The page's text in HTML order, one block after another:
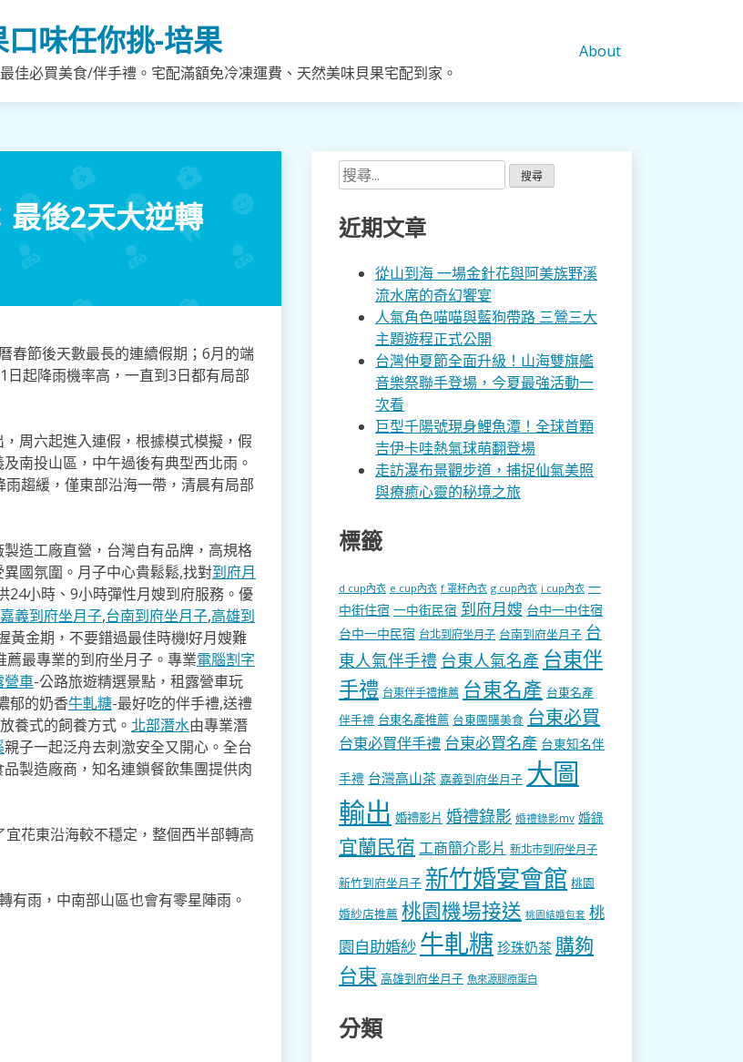
味任你挑-培果
佳必買美食/伴手禮。宅配滿額免冷凍運費、天然美味貝果宅配到家。
About
最後2天大逆轉
春節後天數最長的連續假期；6月的端
起降雨機率高，一直到3日都有局部
周六起進入連假，根據模式模擬，假
南投山區，中午過後有典型西北雨。
趨緩，僅東部沿海一帶，清晨有局部
造工廠直營，台灣自有品牌，高規格
國氛圍。月子中心貴鬆鬆,找對到府月
24小時、9小時彈性月嫂到府服務。優
嘉義到府坐月子,台南到府坐月子,高雄到
黃金期，不要錯過最佳時機!好月嫂難
薦最專業的到府坐月子。專業電腦割字
營車-公路旅遊精選景點，租露營車玩
郁的奶香牛軋糖-最好吃的伴手禮,送禮
養式的飼養方式。 北部潛水由專業潛
親子一起泛舟去​刺激安全又開心。全台
製造廠商，知名連鎖餐飲集團提供肉
花東沿海較不穩定，整個西半部轉高
有雨，中南部山區也會有零星陣雨。
搜
尋
關
鍵
近期文章
從山到海 一場金針花與阿美族野溪
流水席的奇幻饗宴
人氣角色喵喵與藍狗帶路 三鶯三大
主題遊程正式公開
台灣仲夏節全面升級！山海雙旗艦
音樂祭聯手登場，今夏最強活動一
次看
巨型千陽號現身鯉魚潭！全球首顆
吉伊卡哇熱氣球萌翻登場
走訪瀑布景觀步道，捕捉仙氣美照
與療癒心靈的秘境之旅
標籤
d cup內衣 e cup內衣 f 罩杯內衣 g cup內衣 i cup內衣 一
中街住宿 一中街民宿 到府月嫂 台中一中住宿
台中一中民宿 台北到府坐月子 台南到府坐月子 台
東人氣伴手禮 台東人氣名產 台東伴
手禮 台東伴手禮推薦 台東名產 台東名產
伴手禮 台東名產推薦 台東團購美食 台東必買
台東必買伴手禮 台東必買名產 台東知名伴
手禮 台灣高山茶 嘉義到府坐月子 大圖
輸出 婚禮影片 婚禮錄影 婚禮錄影mv 婚錄
宜蘭民宿 工商簡介影片 新北市到府坐月子
新竹到府坐月子 新竹婚宴會館 桃園
婚紗店推薦 桃園機場接送 桃園結婚包套 桃
園自助婚紗 牛軋糖 珍珠奶茶 購夠
台東 高雄到府坐月子 魚來源膠原蛋白
分類